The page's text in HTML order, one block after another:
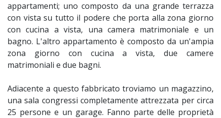
appartamenti; uno composto da una grande terrazza
con vista su tutto il podere che porta alla zona giorno
con cucina a vista, una camera matrimoniale e un
bagno. L'altro appartamento è composto da un'ampia
zona giorno con cucina a vista, due camere
matrimoniali e due bagni.
Adiacente a questo fabbricato troviamo un magazzino,
una sala congressi completamente attrezzata per circa
25 persone e un garage. Fanno parte delle proprietà